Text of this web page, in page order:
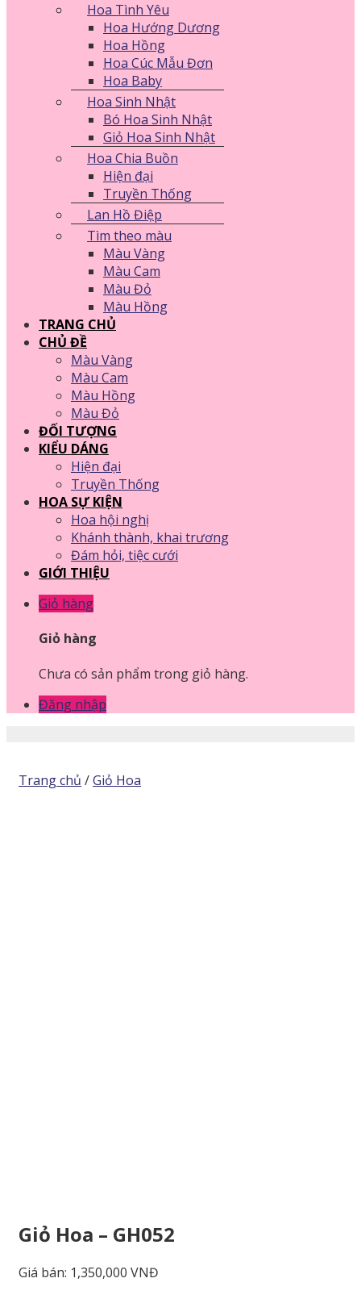
Hoa Tình Yêu
Hoa Hướng Dương
Hoa Hồng
Hoa Cúc Mẫu Đơn
Hoa Baby
Hoa Sinh Nhật
Bó Hoa Sinh Nhật
Giỏ Hoa Sinh Nhật
Hoa Chia Buồn
Hiện đại
Truyền Thống
Lan Hồ Điệp
Tìm theo màu
Màu Vàng
Màu Cam
Màu Đỏ
Màu Hồng
TRANG CHỦ
CHỦ ĐỀ
Màu Vàng
Màu Cam
Màu Hồng
Màu Đỏ
ĐỐI TƯỢNG
KIỂU DÁNG
Hiện đại
Truyền Thống
HOA SỰ KIỆN
Hoa hội nghị
Khánh thành, khai trương
Đám hỏi, tiệc cưới
GIỚI THIỆU
Giỏ hàng
Giỏ hàng
Chưa có sản phẩm trong giỏ hàng.
Đăng nhập
Trang chủ /Giỏ Hoa
Giỏ Hoa – GH052
Giá bán: 1,350,000 VNĐ